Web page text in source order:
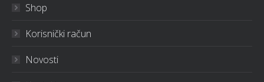
Shop
Korisnički račun
Novosti